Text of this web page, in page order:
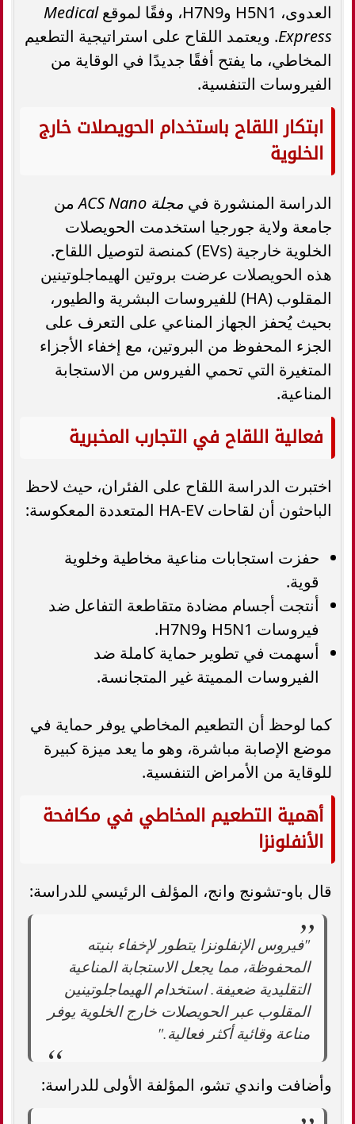
العدوى، H5N1 وH7N9، وفقًا لموقع
Medical
Express. ويعتمد اللقاح على استراتيجية التطعيم
المخاطي، ما يفتح أفقًا جديدًا في الوقاية من
الفيروسات التنفسية.
ابتكار اللقاح باستخدام الحويصلات خارج
الخلوية
الدراسة المنشورة في مجلة ACS Nano
من
جامعة ولاية جورجيا استخدمت الحويصلات
الخلوية خارجية (EVs) كمنصة لتوصيل اللقاح.
هذه الحويصلات عرضت بروتين الهيماجلوتينين
المقلوب (HA) للفيروسات البشرية والطيور،
بحيث يُحفز الجهاز المناعي على التعرف على
الجزء المحفوظ من البروتين، مع إخفاء الأجزاء
المتغيرة التي تحمي الفيروس من الاستجابة
المناعية.
فعالية اللقاح في التجارب المخبرية
اختبرت الدراسة اللقاح على الفئران، حيث لاحظ
الباحثون أن لقاحات HA-EV المتعددة المعكوسة:
حفزت استجابات مناعية مخاطية وخلوية
قوية.
أنتجت أجسام مضادة متقاطعة التفاعل ضد
فيروسات H5N1 وH7N9.
أسهمت في تطوير حماية كاملة ضد
الفيروسات المميتة غير المتجانسة.
كما لوحظ أن التطعيم المخاطي يوفر حماية في
موضع الإصابة مباشرة، وهو ما يعد ميزة كبيرة
للوقاية من الأمراض التنفسية.
أهمية التطعيم المخاطي في مكافحة
الأنفلونزا
قال باو-تشونج وانج، المؤلف الرئيسي للدراسة:
"فيروس الإنفلونزا يتطور لإخفاء بنيته
المحفوظة، مما يجعل الاستجابة المناعية
التقليدية ضعيفة. استخدام الهيماجلوتينين
المقلوب عبر الحويصلات خارج الخلوية يوفر
مناعة وقائية أكثر فعالية."
وأضافت واندي تشو، المؤلفة الأولى للدراسة: